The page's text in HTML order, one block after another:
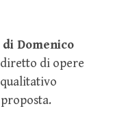
Domenico
diretto di opere